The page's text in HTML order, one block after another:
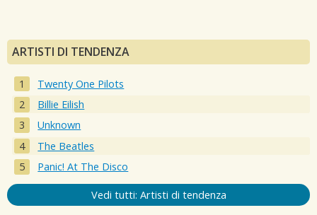
ARTISTI DI TENDENZA
Twenty One Pilots
Billie Eilish
Unknown
The Beatles
Panic! At The Disco
Vedi tutti: Artisti di tendenza